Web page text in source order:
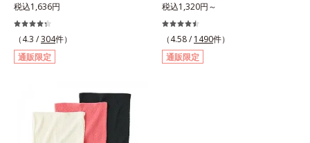
養素をていねいに量り、ビタミン13
種類は1/2日分、ミネラル10種は1/3
日分をバランス良く配合しました。
ビタミンCには長くとどまってじっ
くり働く「タイムリリース加工」を
出物も配合。1日4粒で23種類もの
栄養素を効率的に補えます。 さら
に、粒のサイズを小さくし、1粒1粒
をコーティングすることにより原料
税込1,636円
（4.3 /304件）
通販限定
中がムズムズして眠れない、手足が
カサつく、お風呂上がりはその不快
感が増してつらい・・・と悩んでい
ませんか？それはお肌が乾燥して外
的刺激に弱くなっているから。オル
税込1,320円～
（4.58 / 1490件）
通販限定